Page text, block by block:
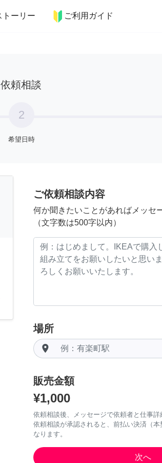
トーリー ご利用ガイド
い事 ペット 料理
依頼相談
2
希望日時
ご依頼相談内容
何か聞きたいことがあればメッセ
（文字数は500字以内）
場所
room
販売金額
¥1,000
依頼相談後、メッセージで依頼者と仕事詳
依頼相談が承認されると、前払い決済（
なります。